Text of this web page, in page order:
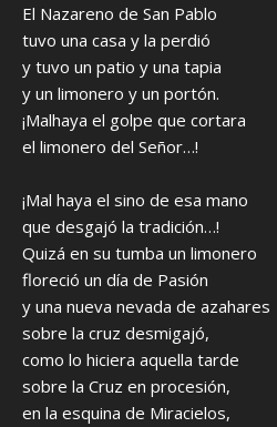
El Nazareno de San Pablo
tuvo una casa y la perdió
y tuvo un patio y una tapia
y un limonero y un portón.
¡Malhaya el golpe que cortara
el limonero del Señor…!
¡Mal haya el sino de esa mano
que desgajó la tradición…!
Quizá en su tumba un limonero
floreció un día de Pasión
y una nueva nevada de azahares
sobre la cruz desmigajó,
como lo hiciera aquella tarde
sobre la Cruz en procesión,
en la esquina de Miracielos,